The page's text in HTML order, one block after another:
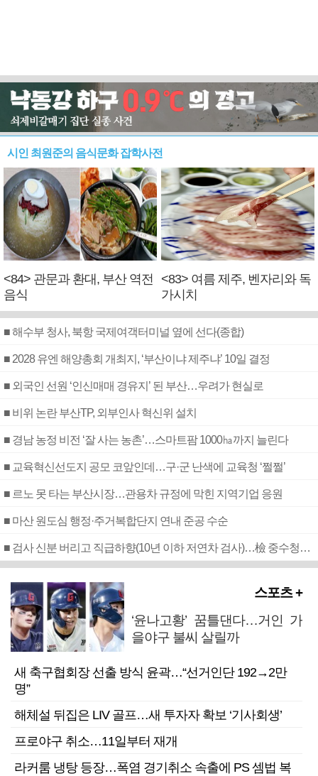
시인 최원준의 음식문화 잡학사전
<84> 관문과 환대, 부산 역전
음식
<83> 여름 제주, 벤자리와 독
가시치
■ 해수부 청사, 북항 국제여객터미널 옆에 선다(종합)
■ 2028 유엔 해양총회 개최지, ‘부산이냐 제주냐’ 10일 결정
■ 외국인 선원 ‘인신매매 경유지’ 된 부산…우려가 현실로
■ 비위 논란 부산TP, 외부인사 혁신위 설치
■ 경남 농정 비전 ‘잘 사는 농촌’…스마트팜 1000㏊까지 늘린다
■ 교육혁신선도지 공모 코앞인데…구·군 난색에 교육청 ‘쩔쩔’
■ 르노 못 타는 부산시장…관용차 규정에 막힌 지역기업 응원
■ 마산 원도심 행정·주거복합단지 연내 준공 수순
■ 검사 신분 버리고 직급하향(10년 이하 저연차 검사)…檢 중수청행 기피
스포츠 +
‘윤나고황’ 꿈틀댄다…거인 가
을야구 불씨 살릴까
새 축구협회장 선출 방식 윤곽…“선거인단 192→2만
명”
해체설 뒤집은 LIV 골프…새 투자자 확보 ‘기사회생’
프로야구 취소…11일부터 재개
라커룸 냉탕 등장…폭염 경기취소 속출에 PS 셈법 복